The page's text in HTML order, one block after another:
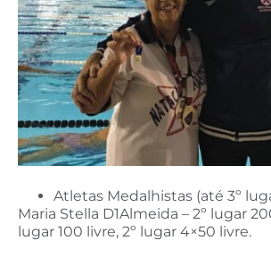
Atletas Medalhistas (até 3º
Maria Stella D1Almeida – 2º lugar
lugar 100 livre, 2º lugar 4×50 livre.